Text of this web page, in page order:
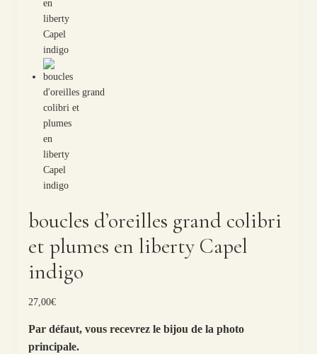
boucles d’oreilles grand colibri
et plumes en liberty Capel
indigo
27,00€
Par défaut, vous recevrez le bijou de la photo
principale.